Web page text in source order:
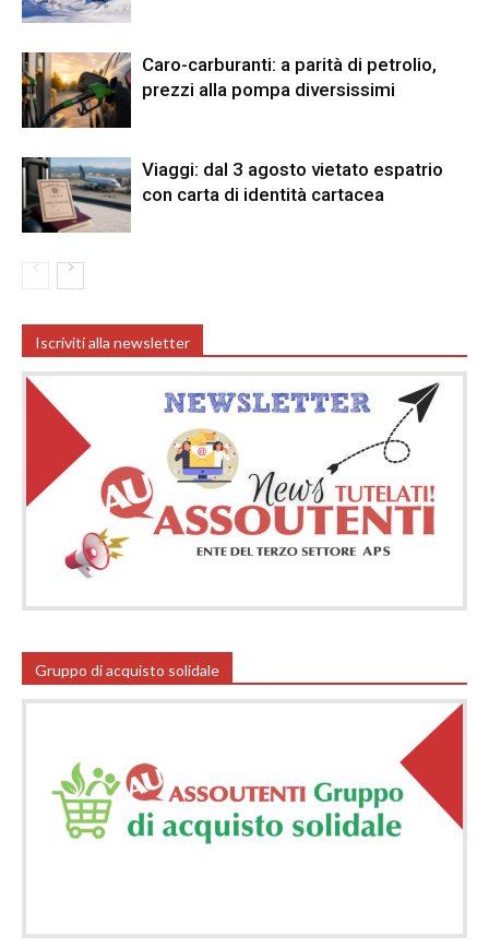
Caro-carburanti: a parità di petrolio,
prezzi alla pompa diversissimi
Viaggi: dal 3 agosto vietato espatrio
con carta di identità cartacea
Iscriviti alla newsletter
Gruppo di acquisto solidale